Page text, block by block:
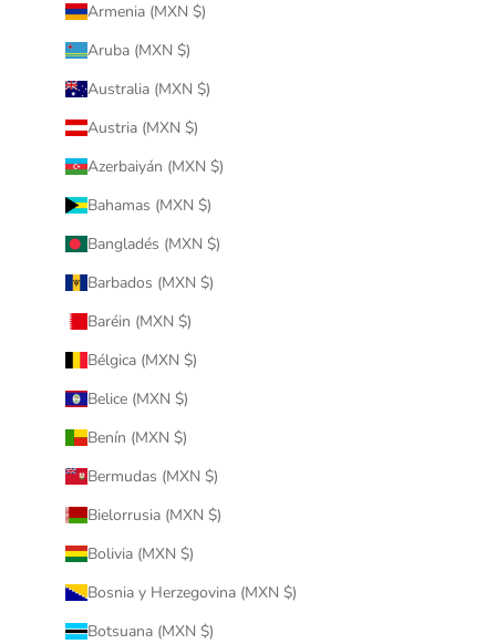
Armenia (MXN $)
Aruba (MXN $)
Australia (MXN $)
Austria (MXN $)
Azerbaiyán (MXN $)
Bahamas (MXN $)
Bangladés (MXN $)
Barbados (MXN $)
Baréin (MXN $)
Bélgica (MXN $)
Belice (MXN $)
Benín (MXN $)
Bermudas (MXN $)
Bielorrusia (MXN $)
Bolivia (MXN $)
Bosnia y Herzegovina (MXN $)
Botsuana (MXN $)